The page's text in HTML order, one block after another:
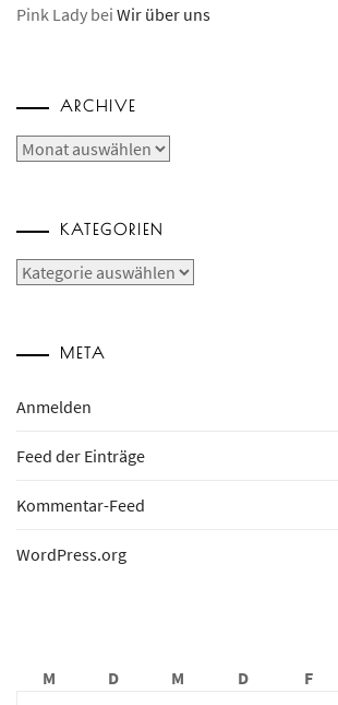
Pink Lady bei Wir über uns
ARCHIVE
Archive
KATEGORIEN
Kategorien
META
Anmelden
Feed der Einträge
Kommentar-Feed
WordPress.org
M
D M D F